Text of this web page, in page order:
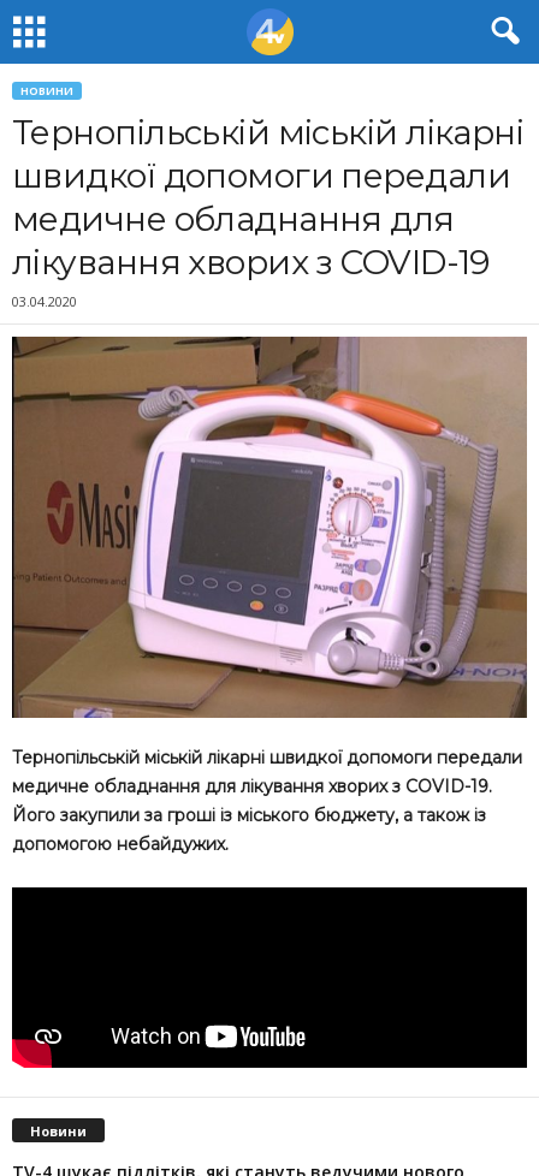
НОВИНИ
Тернопільській міській лікарні
швидкої допомоги передали
медичне обладнання для
лікування хворих з COVID-19
03.04.2020
Тернопільській міській лікарні швидкої допомоги передали
медичне обладнання для лікування хворих з COVID-19.
Його закупили за гроші із міського бюджету, а також із
допомогою небайдужих.
Новини